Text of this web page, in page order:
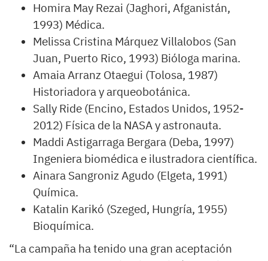
Homira May Rezai (Jaghori, Afganistán,
1993) Médica.
Melissa Cristina Márquez Villalobos (San
Juan, Puerto Rico, 1993) Bióloga marina.
Amaia Arranz Otaegui (Tolosa, 1987)
Historiadora y arqueobotánica.
Sally Ride (Encino, Estados Unidos, 1952-
2012) Física de la NASA y astronauta.
Maddi Astigarraga Bergara (Deba, 1997)
Ingeniera biomédica e ilustradora científica.
Ainara Sangroniz Agudo (Elgeta, 1991)
Química.
Katalin Karikó (Szeged, Hungría, 1955)
Bioquímica.
“La campaña ha tenido una gran aceptación